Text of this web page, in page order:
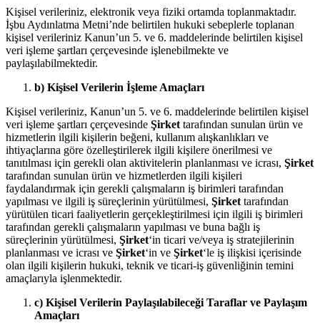
Kişisel verileriniz, elektronik veya fiziki ortamda toplanmaktadır.
İşbu Aydınlatma Metni’nde belirtilen hukuki sebeplerle toplanan
kişisel verileriniz Kanun’un 5. ve 6. maddelerinde belirtilen kişisel
veri işleme şartları çerçevesinde işlenebilmekte ve
paylaşılabilmektedir.
b) Kişisel Verilerin İşleme Amaçları
Kişisel verileriniz, Kanun’un 5. ve 6. maddelerinde belirtilen kişisel
veri işleme şartları çerçevesinde Şirket tarafından sunulan ürün ve
hizmetlerin ilgili kişilerin beğeni, kullanım alışkanlıkları ve
ihtiyaçlarına göre özelleştirilerek ilgili kişilere önerilmesi ve
tanıtılması için gerekli olan aktivitelerin planlanması ve icrası, Şirket
tarafından sunulan ürün ve hizmetlerden ilgili kişileri
faydalandırmak için gerekli çalışmaların iş birimleri tarafından
yapılması ve ilgili iş süreçlerinin yürütülmesi, Şirket tarafından
yürütülen ticari faaliyetlerin gerçekleştirilmesi için ilgili iş birimleri
tarafından gerekli çalışmaların yapılması ve buna bağlı iş
süreçlerinin yürütülmesi, Şirket‘in ticari ve/veya iş stratejilerinin
planlanması ve icrası ve Şirket‘in ve Şirket‘le iş ilişkisi içerisinde
olan ilgili kişilerin hukuki, teknik ve ticari-iş güvenliğinin temini
amaçlarıyla işlenmektedir.
c) Kişisel Verilerin Paylaşılabileceği Taraflar ve Paylaşım
Amaçları